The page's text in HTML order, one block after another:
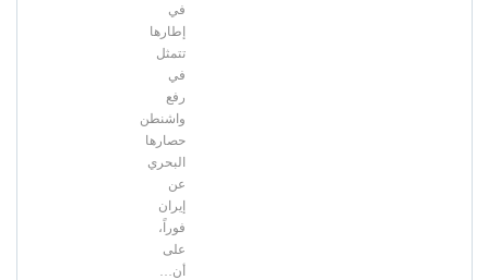
في
إطارها
تتمثل
في
رفع
واشنطن
حصارها
البحري
عن
إيران
فوراً،
على
أن…